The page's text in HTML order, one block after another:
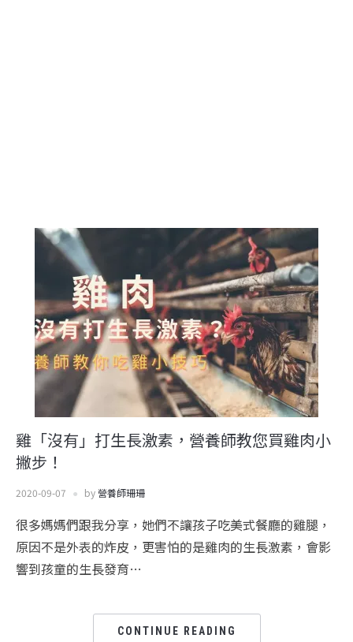
雞「沒有」打生長激素，營養師教您買雞肉小
撇步！
2020-09-07 by營養師珊珊
很多媽媽們跟我分享，她們不讓孩子吃美式餐廳的雞腿，
原因不是外表的炸皮，更害怕的是雞肉的生長激素，會影
響到孩童的生長發育…
CONTINUE READING